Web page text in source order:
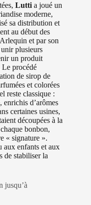
Lutti a joué un
moderne,
sa distribution et
au début des
et par son
plusieurs
un produit
Le procédé
de sirop de
et colorées
reste classique :
, enrichis d’arômes
certaines usines,
découpées à la
bonbon,
« signature ».
aux enfants et aux
de stabiliser la
jusqu’à